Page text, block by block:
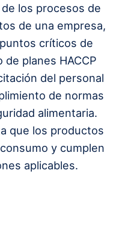
los procesos de
de una empresa,
críticos de
planes HACCP
del personal
de normas
alimentaria.
que los productos
y cumplen
aplicables.